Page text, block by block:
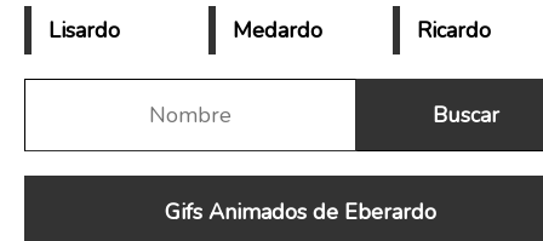
Lisardo Medardo Ricardo
Gifs Animados de Eberardo